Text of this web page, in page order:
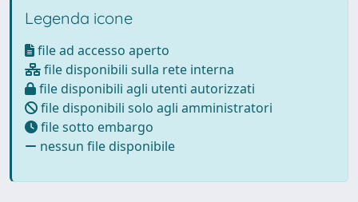
Legenda icone
file ad accesso aperto
file disponibili sulla rete interna
file disponibili agli utenti autorizzati
file disponibili solo agli amministratori
file sotto embargo
nessun file disponibile